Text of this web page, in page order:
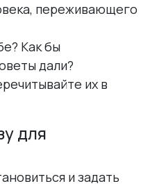
переживающего
Как бы
дали?
их в
для
и задать